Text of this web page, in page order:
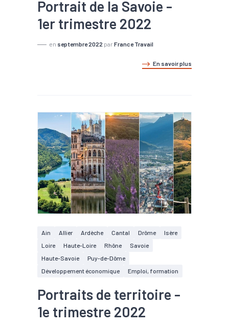
Portrait de la Savoie -
1er trimestre 2022
en septembre 2022 par France Travail
En savoir plus
Ain Allier Ardèche Cantal Drôme
Isère
Loire
Haute-Loire Rhône
Savoie
Haute-Savoie
Puy-de-Dôme
Développement économique
Emploi, formation
Portraits de territoire -
1e trimestre 2022